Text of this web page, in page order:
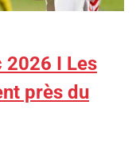
2026 I Les
près du